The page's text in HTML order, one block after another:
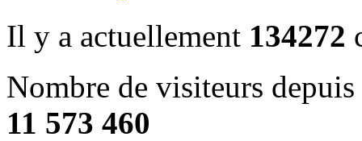
Il y a actuellement 134272
Nombre de visiteurs
11 573 460